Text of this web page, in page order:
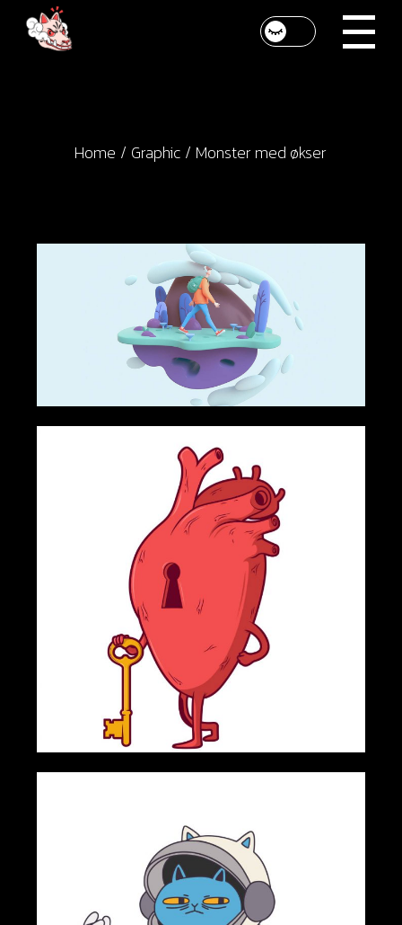
content
Home Graphic Monster med økser